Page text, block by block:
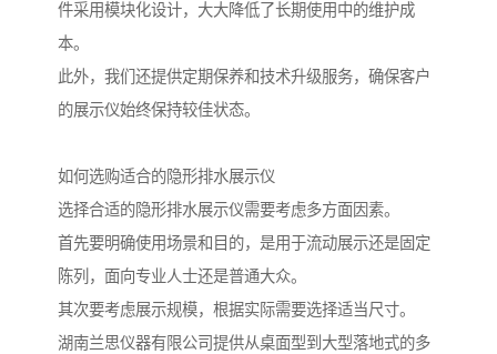
件采用模块化设计，大大降低了长期使用中的维护成
本。
此外，我们还提供定期保养和技术升级服务，确保客户
的展示仪始终保持较佳状态。
如何选购适合的隐形排水展示仪
选择合适的隐形排水展示仪需要考虑多方面因素。
首先要明确使用场景和目的，是用于流动展示还是固定
陈列，面向专业人士还是普通大众。
其次要考虑展示规模，根据实际需要选择适当尺寸。
湖南兰思仪器有限公司提供从桌面型到大型落地式的多